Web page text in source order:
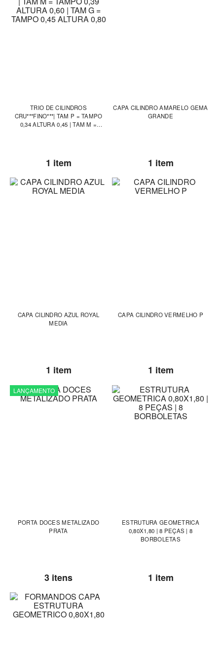
TRIO DE CILINDROS
CRU***FINO***| TAM P = TAMPO
0,34 ALTURA 0,45 | TAM M =
1 item
CAPA CILINDRO AMARELO GEMA
GRANDE
1 item
CAPA CILINDRO AZUL ROYAL
MEDIA
1 item
CAPA CILINDRO VERMELHO P
1 item
LANÇAMENTO
PORTA DOCES METALIZADO
PRATA
3 itens
ESTRUTURA GEOMETRICA
0,80X1,80 | 8 PEÇAS | 8
BORBOLETAS
1 item